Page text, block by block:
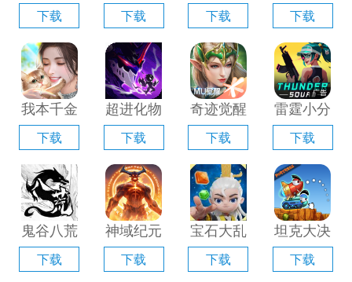
电脑版
「含模拟
器」
下载
之伏魔殿
电脑版
「含模拟
器」
下载
电脑版
「含模拟
器」
下载
归来电脑
版「含模
拟器」
下载
我本千金
手游电脑
版「含模
拟器」
下载
超进化物
语2电脑
版「含模
拟器」
下载
奇迹觉醒
电脑版
「含模拟
器」
下载
雷霆小分
队电脑版
「含模拟
器」
下载
鬼谷八荒
手游电脑
版「含模
下载
神域纪元
电脑版
「含模拟
下载
宝石大乱
斗电脑版
「含模拟
下载
坦克大决
战电脑版
「含模拟
下载